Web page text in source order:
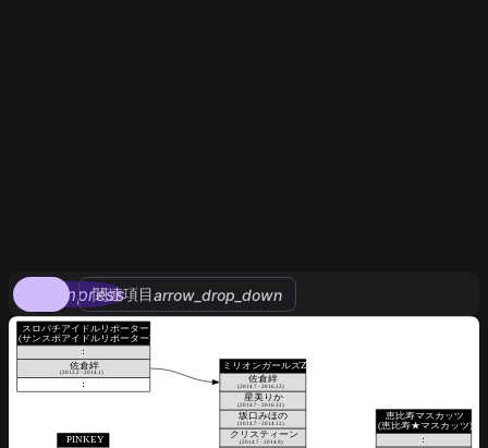
compress
関連項目arrow_drop_down